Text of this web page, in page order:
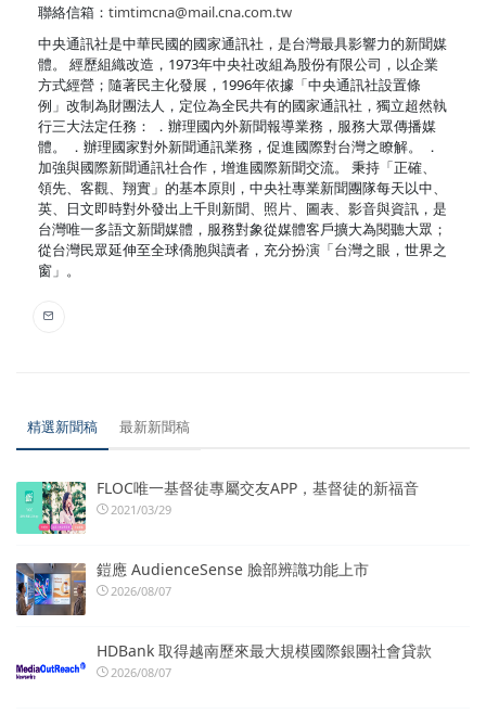
聯絡信箱： timtimcna@mail.cna.com.tw
中央通訊社是中華民國的國家通訊社，是台灣最具影響力的新聞媒
體。 經歷組織改造，1973年中央社改組為股份有限公司，以企業
方式經營；隨著民主化發展，1996年依據「中央通訊社設置條
例」改制為財團法人，定位為全民共有的國家通訊社，獨立超然執
行三大法定任務： ．辦理國內外新聞報導業務，服務大眾傳播媒
體。 ．辦理國家對外新聞通訊業務，促進國際對台灣之瞭解。 ．
加強與國際新聞通訊社合作，增進國際新聞交流。 秉持「正確、
領先、客觀、翔實」的基本原則，中央社專業新聞團隊每天以中、
英、日文即時對外發出上千則新聞、照片、圖表、影音與資訊，是
台灣唯一多語文新聞媒體，服務對象從媒體客戶擴大為閱聽大眾；
從台灣民眾延伸至全球僑胞與讀者，充分扮演「台灣之眼，世界之
窗」。
精選新聞稿 最新新聞稿
FLOC唯一基督徒專屬交友APP，基督徒的新福音
2021/03/29
鎧應 AudienceSense 臉部辨識功能上市
2026/08/07
HDBank 取得越南歷來最大規模國際銀團社會貸款
2026/08/07